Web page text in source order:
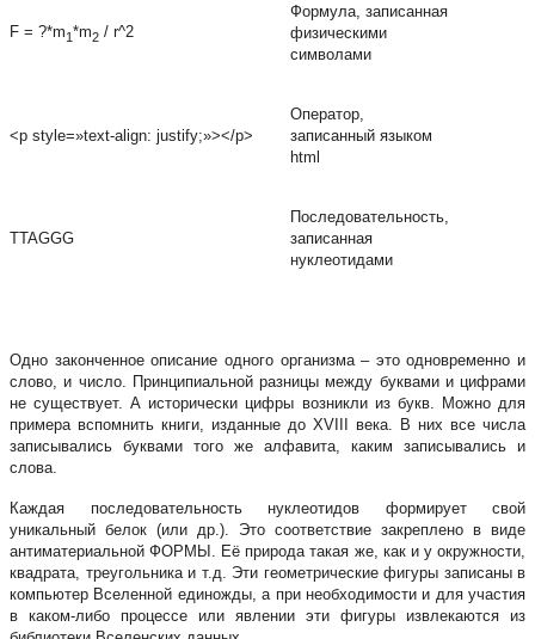
F = ?*m1*m2 / r^2
Формула, записанная
физическими
символами
<p style=»text-align: justify;»></p>
Оператор,
записанный языком
html
TTAGGG
Последовательность,
записанная
нуклеотидами
Одно законченное описание одного организма – это одновременно и
слово, и число. Принципиальной разницы между буквами и цифрами
не существует. А исторически цифры возникли из букв. Можно для
примера вспомнить книги, изданные до XVIII века. В них все числа
записывались буквами того же алфавита, каким записывались и
слова.
Каждая последовательность нуклеотидов формирует свой
уникальный белок (или др.). Это соответствие закреплено в виде
антиматериальной ФОРМЫ. Её природа такая же, как и у окружности,
квадрата, треугольника и т.д. Эти геометрические фигуры записаны в
компьютер Вселенной единожды, а при необходимости и для участия
в каком-либо процессе или явлении эти фигуры извлекаются из